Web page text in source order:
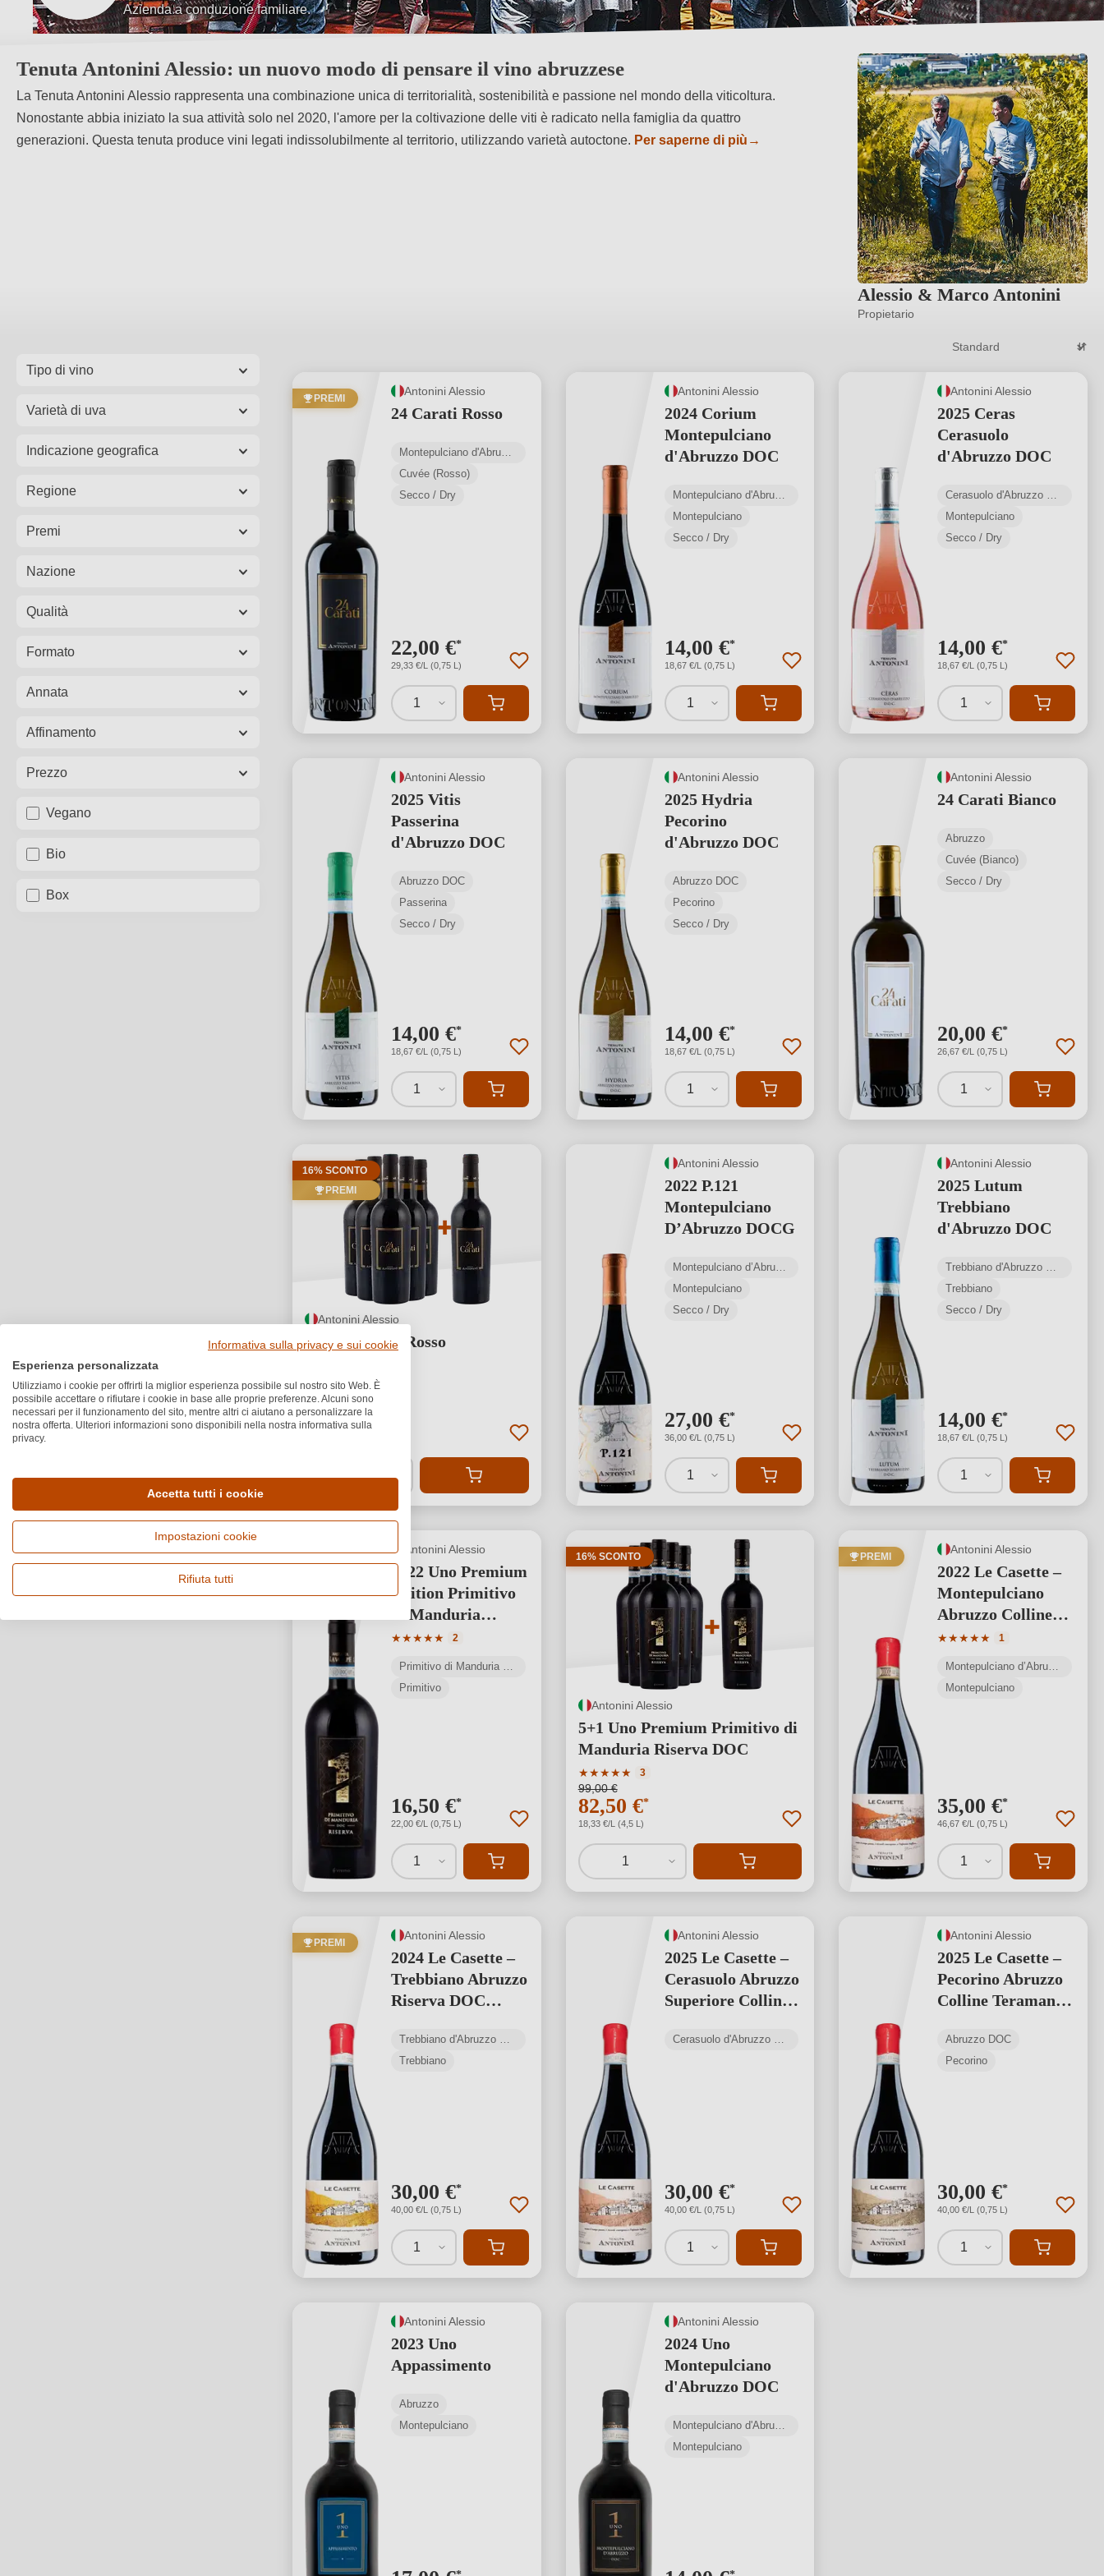
Azienda a conduzione familiare.
Utilizzo di varietà autoctone.
Tenuta Antonini Alessio: un nuovo modo di pensare il vino abruzzese
La Tenuta Antonini Alessio rappresenta una combinazione unica di territorialità, sostenibilità e passione nel mondo della viticoltura.
Nonostante abbia iniziato la sua attività solo nel 2020, l'amore per la coltivazione delle viti è radicato nella famiglia da quattro
generazioni. Questa tenuta produce vini legati indissolubilmente al territorio, utilizzando varietà autoctone. Per saperne di più →
Alessio & Marco Antonini
Propietario
Tipo di vino
Varietà di uva
Indicazione geografica
Regione
Premi
Nazione
Qualità
Formato
Annata
Affinamento
Prezzo
Vegano
Bio
Box
PREMI
Antonini Alessio
24 Carati Rosso
Montepulciano d'Abruzzo DOC
Cuvée (Rosso)
Secco / Dry
22,00 €*
29,33 €/L (0,75 L)
1
Antonini Alessio
2024 Corium
Montepulciano
d'Abruzzo DOC
Montepulciano d'Abruzzo DOC
Montepulciano
Secco / Dry
14,00 €*
18,67 €/L (0,75 L)
1
Antonini Alessio
2025 Ceras
Cerasuolo
d'Abruzzo DOC
Cerasuolo d'Abruzzo DOC
Montepulciano
Secco / Dry
14,00 €*
18,67 €/L (0,75 L)
1
Antonini Alessio
2025 Vitis
Passerina
d'Abruzzo DOC
Abruzzo DOC
Passerina
Secco / Dry
14,00 €*
18,67 €/L (0,75 L)
1
Antonini Alessio
2025 Hydria
Pecorino
d'Abruzzo DOC
Abruzzo DOC
Pecorino
Secco / Dry
14,00 €*
18,67 €/L (0,75 L)
1
Antonini Alessio
24 Carati Bianco
Abruzzo
Cuvée (Bianco)
Secco / Dry
20,00 €*
26,67 €/L (0,75 L)
1
16% SCONTO
PREMI
Antonini Alessio
5+1 24 Carati Rosso
132,00 €
110,00 €
1
Antonini Alessio
2022 P.121
Montepulciano
D’Abruzzo DOCG
Montepulciano d’Abruzzo Colline Teramane DOCG
Montepulciano
Secco / Dry
27,00 €*
36,00 €/L (0,75 L)
1
Antonini Alessio
2025 Lutum
Trebbiano
d'Abruzzo DOC
Trebbiano d'Abruzzo DOC
Trebbiano
Secco / Dry
14,00 €*
18,67 €/L (0,75 L)
1
Antonini Alessio
2022 Uno Premium
Edition Primitivo
di Manduria
Riserva DOC
★★★★★
Valutazione media di 5 su 5 stelle
2
Primitivo di Manduria DOC
Primitivo
16,50 €*
22,00 €/L (0,75 L)
1
16% SCONTO
Antonini Alessio
5+1 Uno Premium Primitivo di
Manduria Riserva DOC
★★★★★
Valutazione media di 5 su 5 stelle
3
99,00 €
82,50 €*
18,33 €/L (4,5 L)
1
PREMI
Antonini Alessio
2022 Le Casette –
Montepulciano
Abruzzo Colline
Teramane DOCG
Produzione
limitata: 3.512
★★★★★
Valutazione media di 5 su 5
1
Montepulciano d’Abruzzo Colline Teramane DOCG
Montepulciano
35,00 €*
46,67 €/L (0,75 L)
1
PREMI
Antonini Alessio
2024 Le Casette –
Trebbiano Abruzzo
Riserva DOC
limitata: 2.511
bottiglie
Trebbiano d'Abruzzo DOC
Trebbiano
30,00 €*
40,00 €/L (0,75 L)
1
Antonini Alessio
2025 Le Casette –
Cerasuolo Abruzzo
Superiore Colline
Produzione
Cerasuolo d'Abruzzo DOC
30,00 €*
40,00 €/L (0,75 L)
1
Antonini Alessio
2025 Le Casette –
Pecorino Abruzzo
Colline Teramane
Produzione
limitata: 2.510
Abruzzo DOC
Pecorino
30,00 €*
40,00 €/L (0,75 L)
1
Antonini Alessio
2023 Uno
Appassimento
Abruzzo
Montepulciano
Antonini Alessio
2024 Uno
Montepulciano
d'Abruzzo DOC
Montepulciano d'Abruzzo DOC
Montepulciano
Informativa sulla privacy e sui cookie
Esperienza personalizzata
Utilizziamo i cookie per offrirti la miglior esperienza possibile sul nostro sito Web. È
possibile accettare o rifiutare i cookie in base alle proprie preferenze. Alcuni sono
necessari per il funzionamento del sito, mentre altri ci aiutano a personalizzare la
nostra offerta. Ulteriori informazioni sono disponibili nella nostra informativa sulla
privacy.
Accetta tutti i cookie
Impostazioni cookie
Rifiuta tutti